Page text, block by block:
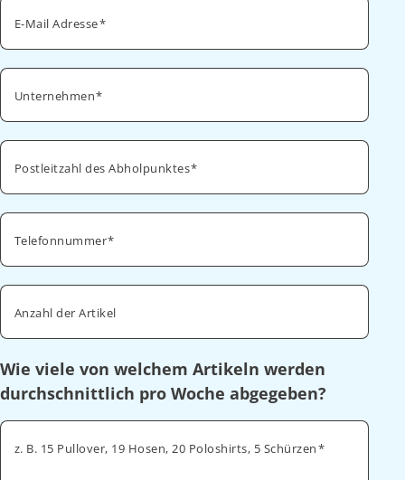
E-Mail Adresse
Unternehmen
Postleitzahl des Abholpunktes
Telefonnummer
Anzahl der Artikel
Wie viele von welchem Artikeln werden
durchschnittlich pro Woche abgegeben?
z. B. 15 Pullover, 19 Hosen, 20 Poloshirts, 5 Schürzen